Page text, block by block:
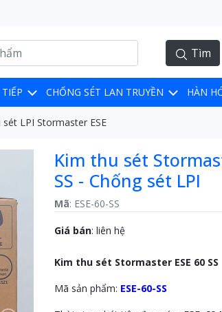
Tìm
CHỐNG SÉT LAN TRUYỀN HÀN
sét LPI Stormaster ESE
Kim thu sét
SS - Chống sét LPI
Mã: ESE-60-SS
Giá bán: liên hệ
Kim thu sét Stormaster ESE 60 SS
Mã sản phẩm: ESE-60-SS